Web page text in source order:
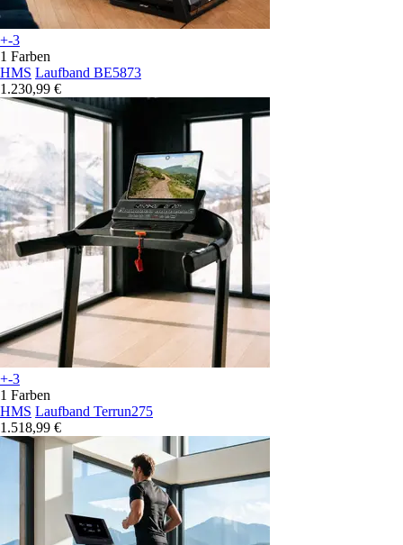
+-3
1 Farben
HMS Laufband BE5873
1.230,99 €
+-3
1 Farben
HMS Laufband Terrun275
1.518,99 €